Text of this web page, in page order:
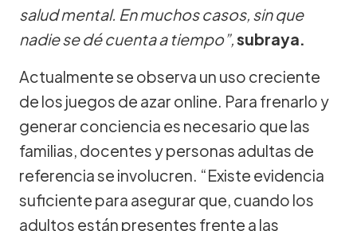
salud mental. En muchos casos, sin que
nadie se dé cuenta a tiempo”,subraya.
Actualmente se observa un uso creciente
de los juegos de azar online. Para frenarlo y
generar conciencia es necesario que las
familias, docentes y personas adultas de
referencia se involucren. “Existe evidencia
suficiente para asegurar que, cuando los
adultos están presentes frente a las